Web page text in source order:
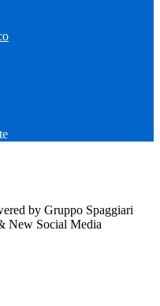
by Gruppo Spaggiari
New Social Media